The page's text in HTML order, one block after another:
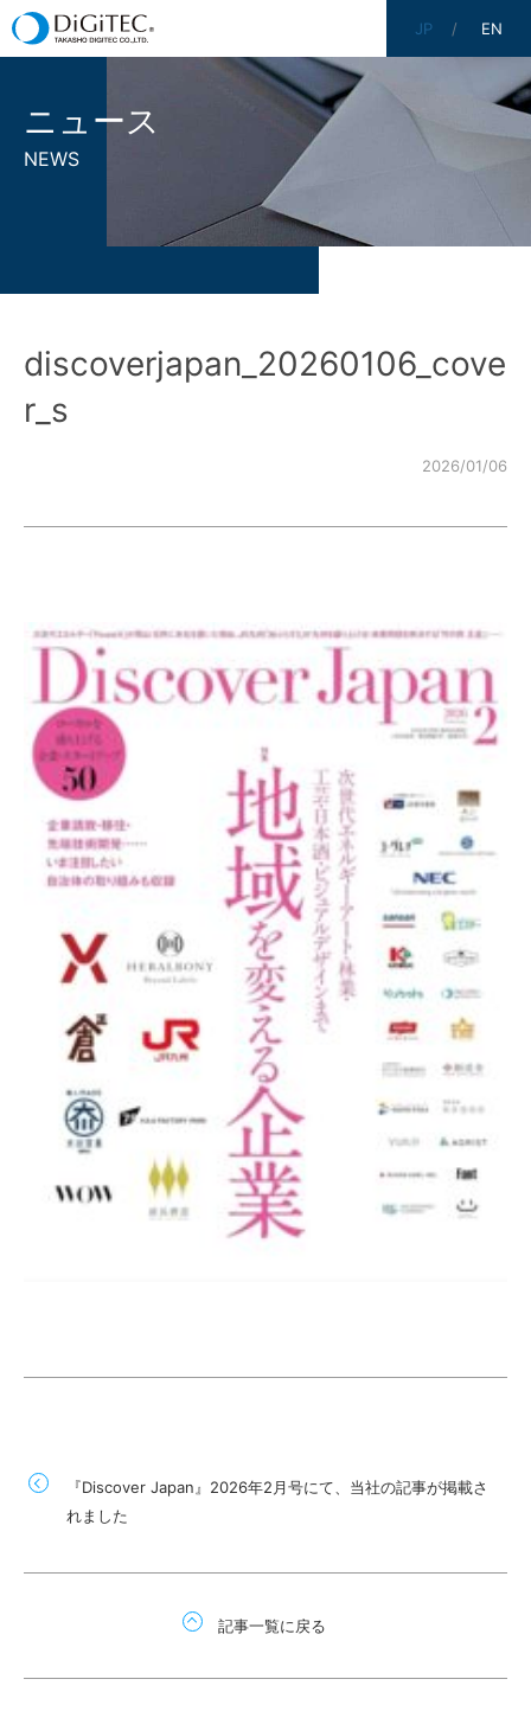
JP EN
ニュース
NEWS
discoverjapan_20260106_cove
r_s
2026/01/06
『Discover Japan』2026年2月号にて、当社の記事が掲載さ
れました
記事一覧に戻る